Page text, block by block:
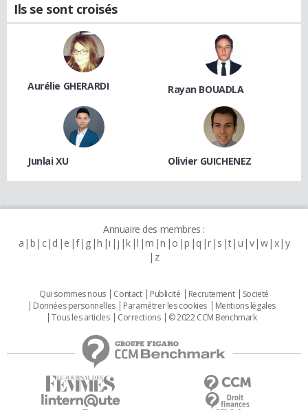
Ils se sont croisés
Aurélie GHERARDI Rayan BOUADLA
Junlai XU Olivier GUICHENEZ
Annuaire des membres :
a b c d e f g h i j k l m n o p q r s t u v w x y
z
Qui sommes nous Contact Publicité Recrutement
Societé
Données personnelles
Paramétrer les cookies
Mentions légales
Tous les articles
Corrections © 2022 CCM Benchmark